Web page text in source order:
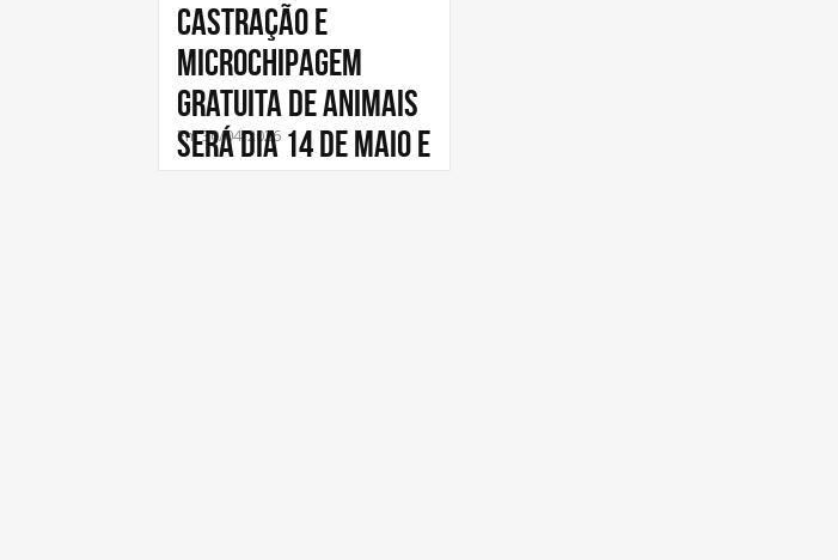
Castração e
microchipagem
gratuita de animais
será dia 14 de maio e
Em 30/04/2026